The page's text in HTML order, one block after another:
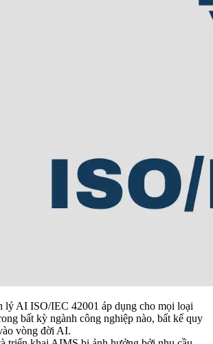
lý AI ISO/IEC 42001 áp dụng cho mọi loại
bất kỳ ngành công nghiệp nào, bất kể quy
vòng đời AI.